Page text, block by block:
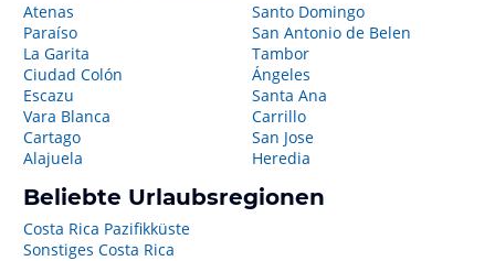
Atenas
Paraíso
La Garita
Ciudad Colón
Escazu
Vara Blanca
Cartago
Alajuela
Santo Domingo
San Antonio de Belen
Tambor
Ángeles
Santa Ana
Carrillo
San Jose
Heredia
Beliebte Urlaubsregionen
Costa Rica Pazifikküste
Sonstiges Costa Rica